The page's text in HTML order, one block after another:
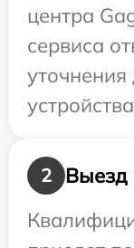
центра
сервиса
2
Выезд